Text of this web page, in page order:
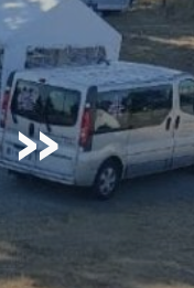
»